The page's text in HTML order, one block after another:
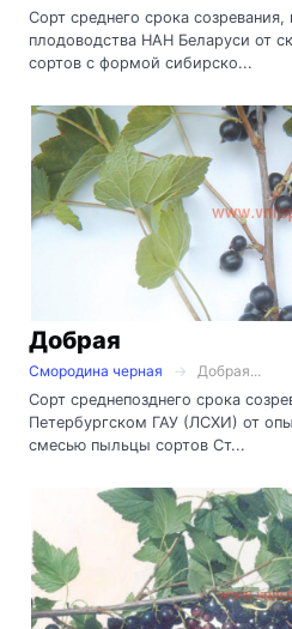
Сорт среднего срока созревания,
плодоводства НАН Беларуси от
сортов с формой сибирско...
Добрая
Смородина черная
Добрая...
Сорт среднепозднего срока
Петербургском ГАУ (ЛСХИ) от
смесью пыльцы сортов Ст...